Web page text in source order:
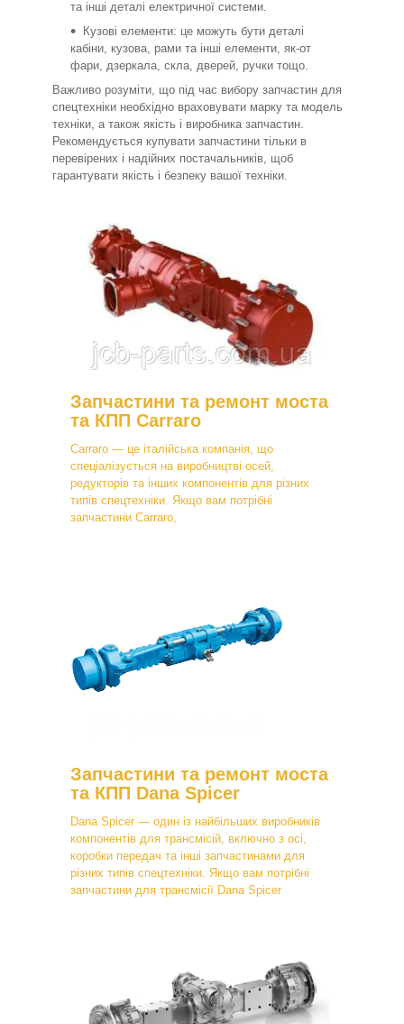
та інші деталі електричної системи.
Кузові елементи: це можуть бути деталі
кабіни, кузова, рами та інші елементи, як-от
фари, дзеркала, скла, дверей, ручки тощо.
Важливо розуміти, що під час вибору запчастин для
спецтехніки необхідно враховувати марку та модель
техніки, а також якість і виробника запчастин.
Рекомендується купувати запчастини тільки в
перевірених і надійних постачальників, щоб
гарантувати якість і безпеку вашої техніки.
Запчастини та ремонт моста
та КПП Carraro
Carraro — це італійська компанія, що
спеціалізується на виробництві осей,
редукторів та інших компонентів для різних
типів спецтехніки. Якщо вам потрібні
запчастини Carraro,
Запчастини та ремонт моста
та КПП Dana Spicer
Dana Spicer — один із найбільших виробників
компонентів для трансмісій, включно з осі,
коробки передач та інші запчастинами для
різних типів спецтехніки. Якщо вам потрібні
запчастини для трансмісії Dana Spicer